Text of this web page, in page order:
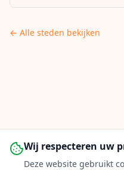
← Alle steden bekijken
Wij respecteren uw
Deze website gebruikt